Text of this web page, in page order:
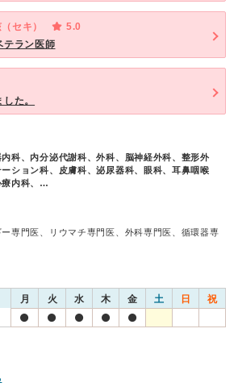
セキ）
5.0
テラン医師
た。
科、内分泌代謝科、外科、脳神経外科、整形外
ション科、皮膚科、泌尿器科、眼科、耳鼻咽喉
療内科、…
専門医、リウマチ専門医、外科専門医、循環器専
月 火 水 木 金 土 日 祝